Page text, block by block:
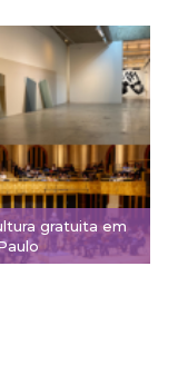
gratuita em